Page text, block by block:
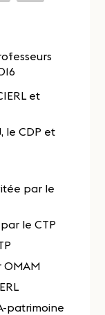
et
le CDP et
par le
le CTP
OMAM
patrimoine